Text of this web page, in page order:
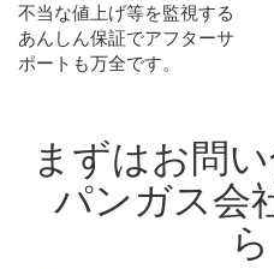
不当な値上げ等を監視する
あんしん保証でアフターサ
ポートも万全です。
まずはお問
パンガス会
ら